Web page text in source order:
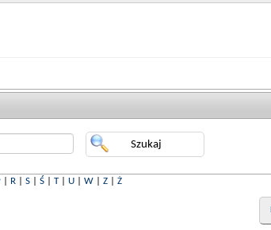
| R| S| Ś| T| U| W| Z| Ż